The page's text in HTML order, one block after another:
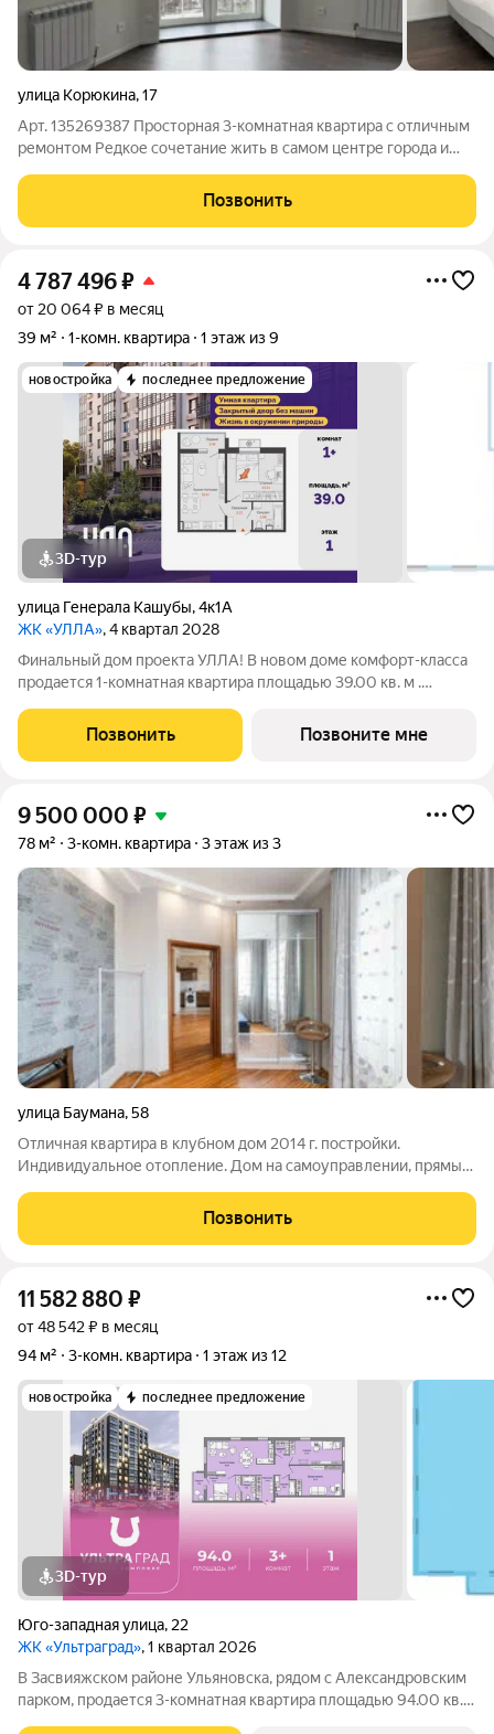
улица Корюкина,17
Арт. 135269387 Просторная 3-комнатная квартира с отличным
ремонтом Редкое сочетание жить в самом центре города и
именно тот случай. Локация Квартира расположена в
Ленинском районе, по
Позвонить
4 787 496₽
от 20 064 ₽ в месяц
39 м²
1-комн. квартира 1 этаж из 9
новостройка последнее предложение
3D-тур
улица Генерала Кашубы,4к1А
ЖК «УЛЛА», 4 квартал 2028
Финальный дом проекта УЛЛА! В новом доме комфорт-класса
продается 1-комнатная квартира площадью 39.00 кв. м .
федерального застройщика «Железно». Транспортная
доступность и окружение - 2
Позвонить Позвоните мне
9 500 000 ₽
78 м² 3-комн. квартира 3 этаж из 3
улица Баумана,58
Отличная квартира в клубном дом 2014 г. постройки.
Индивидуальное отопление. Дом на самоуправлении, прямые
очень низкие коммунальные платежи - до 4000 р. зимой, до
1800 р. летом. Двухконтурный
Позвонить
11 582 880 ₽
от 48 542 ₽ в месяц
94 м²
3-комн. квартира 1 этаж из 12
новостройка последнее предложение
3D-тур
Юго-западная улица, 22
ЖК «Ультраград», 1 квартал 2026
В Засвияжском районе Ульяновска, рядом с Александровским
парком, продается 3-комнатная квартира площадью 94.00 кв.